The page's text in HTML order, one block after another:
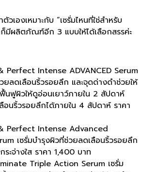
วเองเหมาะกับ “เซรั่มไหนที่ใช่สำหรับ
มีผลิตภัณฑ์อีก 3 แบบให้ได้เลือกสรรค่ะ
Perfect Intense ADVANCED Serum
ยลดเลือนริ้วรอยลึก และจุดด่างดำช่วยให้
นฟูผิวให้ดูอ่อนเยาว์ภายใน 2 สัปดาห์
อนริ้วรอยลึกได้ภายใน 4 สัปดาห์ ราคา
Perfect Intense Advanced
เซรั่มบำรุงผิวที่ช่วยลดเลือนริ้วรอยลึก
ระจ่างใส ราคา 1,400 บาท
Triple Action Serum เซรั่ม